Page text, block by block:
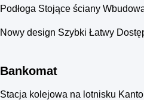
Podłoga Stojące ściany
Nowy design Szybki Łatwy
Bankomat
Stacja kolejowa na lotnisku